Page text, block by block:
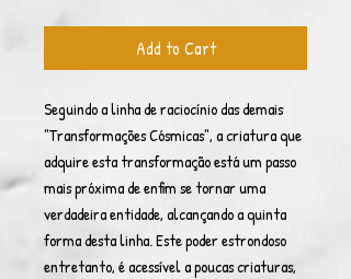
Add to Cart
Seguindo a linha de raciocínio das demais
"Transformações Cósmicas", a criatura que
adquire esta transformação está um passo
mais próxima de enfim se tornar uma
verdadeira entidade, alcançando a quinta
forma desta linha. Este poder estrondoso
entretanto, é acessível a poucas criaturas,